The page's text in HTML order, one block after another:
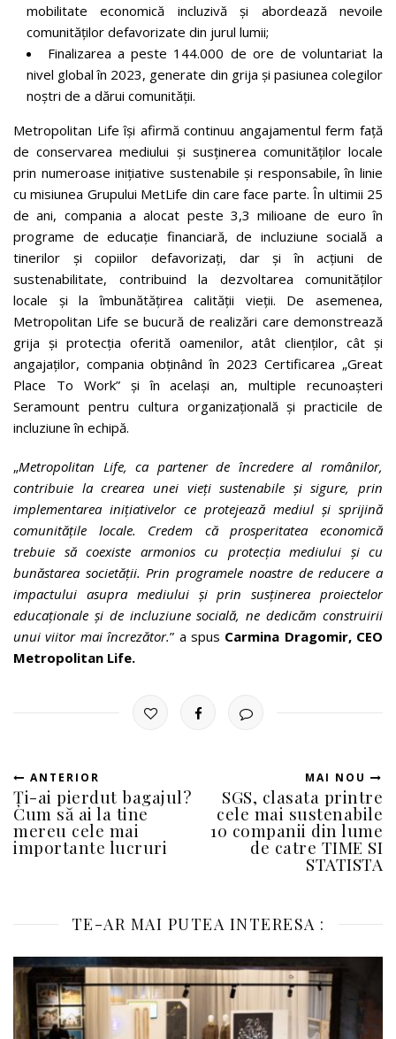
mobilitate economică incluzivă și abordează nevoile
comunităților defavorizate din jurul lumii;
Finalizarea a peste 144.000 de ore de voluntariat la
nivel global în 2023, generate din grija și pasiunea colegilor
noștri de a dărui comunității.
Metropolitan Life își afirmă continuu angajamentul ferm față
de conservarea mediului și susținerea comunităților locale
prin numeroase inițiative sustenabile și responsabile, în linie
cu misiunea Grupului MetLife din care face parte. În ultimii 25
de ani, compania a alocat peste 3,3 milioane de euro în
programe de educație financiară, de incluziune socială a
tinerilor și copiilor defavorizați, dar și în acțiuni de
sustenabilitate, contribuind la dezvoltarea comunităților
locale și la îmbunătățirea calității vieții. De asemenea,
Metropolitan Life se bucură de realizări care demonstrează
grija și protecția oferită oamenilor, atât clienților, cât și
angajaților, compania obținând în 2023 Certificarea „Great
Place To Work” și în același an, multiple recunoașteri
Seramount pentru cultura organizațională și practicile de
incluziune în echipă.
„Metropolitan Life, ca partener de încredere al românilor,
contribuie la crearea unei vieți sustenabile și sigure, prin
implementarea inițiativelor ce protejează mediul și sprijină
comunitățile locale. Credem că prosperitatea economică
trebuie să coexiste armonios cu protecția mediului și cu
bunăstarea societății. Prin programele noastre de reducere a
impactului asupra mediului și prin susținerea proiectelor
educaționale și de incluziune socială, ne dedicăm construirii
unui viitor mai încrezător.” a spus Carmina Dragomir, CEO
Metropolitan Life.
ANTERIOR
Ți-ai pierdut bagajul?
Cum să ai la tine
mereu cele mai
importante lucruri
MAI NOU
­SGS, clasata printre
cele mai sustenabile
10 companii din lume
de catre TIME SI
STATISTA
TE-AR MAI PUTEA INTERESA :